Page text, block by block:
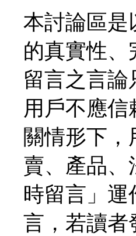
本討論區是
的真實性
留言之言
用戶不應
關情形下
賣、產品
時留言」
言，若讀者